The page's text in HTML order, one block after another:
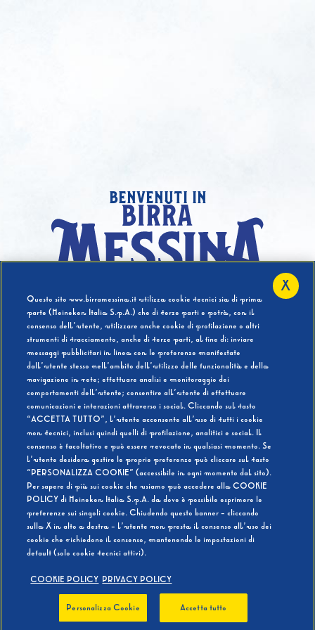
benvenuti in
Hai compiuto 18 Anni?
SI NO
BEVI RESPONSABILMENTE
Questo sito www.birramessina.it utilizza cookie tecnici sia di prima
parte (Heineken Italia S.p.A.) che di terze parti e potrà, con il
consenso dell’utente, utilizzare anche cookie di profilazione o altri
strumenti di tracciamento, anche di terze parti, al fine di: inviare
messaggi pubblicitari in linea con le preferenze manifestate
dall’utente stesso nell’ambito dell’utilizzo delle funzionalità e della
navigazione in rete; effettuare analisi e monitoraggio dei
comportamenti dell’utente; consentire all’utente di effettuare
comunicazioni e interazioni attraverso i social. Cliccando sul tasto
“ACCETTA TUTTO”, l’utente acconsente all’uso di tutti i cookie
non tecnici, inclusi quindi quelli di profilazione, analitici e social. Il
consenso è facoltativo e può essere revocato in qualsiasi momento. Se
l’utente desidera gestire le proprie preferenze può cliccare sul tasto
“PERSONALIZZA COOKIE” (accessibile in ogni momento dal sito).
Per sapere di più sui cookie che usiamo può accedere alla COOKIE
POLICY di Heineken Italia S.p.A. da dove è possibile esprimere le
preferenze sui singoli cookie. Chiudendo questo banner - cliccando
sulla X in alto a destra - l’utente non presta il consenso all’uso dei
cookie che richiedono il consenso, mantenendo le impostazioni di
default (solo cookie tecnici attivi).
COOKIE POLICY PRIVACY POLICY
Personalizza Cookie Accetta tutto
X